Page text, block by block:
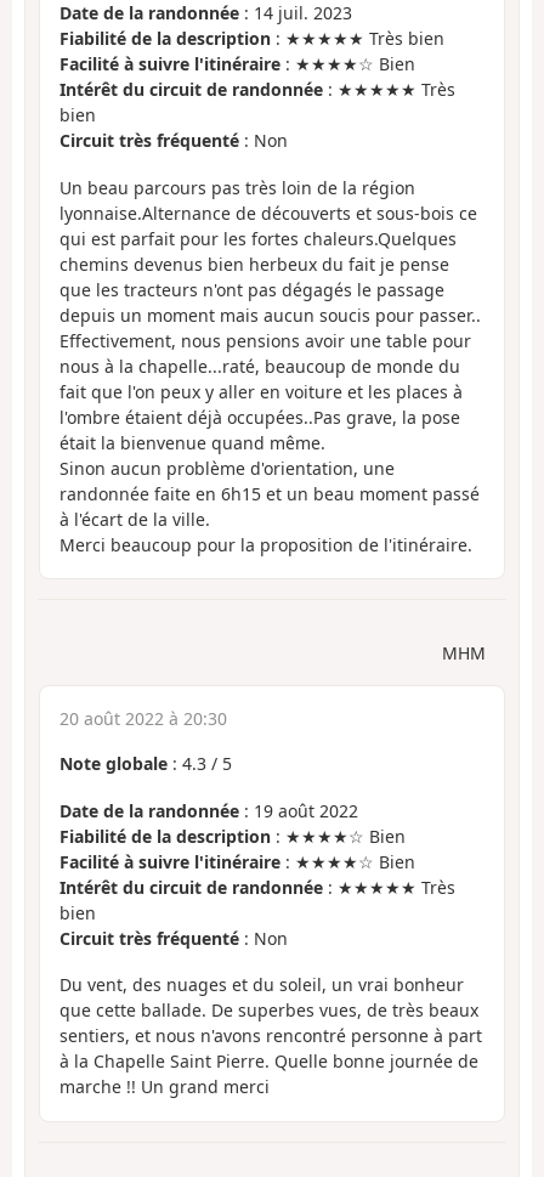
Date de la randonnée : 14 juil. 2023
Fiabilité de la description : ★★★★★ Très bien
Facilité à suivre l'itinéraire : ★★★★☆ Bien
Intérêt du circuit de randonnée : ★★★★★ Très
bien
Circuit très fréquenté : Non
Un beau parcours pas très loin de la région
lyonnaise.Alternance de découverts et sous-bois ce
qui est parfait pour les fortes chaleurs.Quelques
chemins devenus bien herbeux du fait je pense
que les tracteurs n'ont pas dégagés le passage
depuis un moment mais aucun soucis pour passer..
Effectivement, nous pensions avoir une table pour
nous à la chapelle...raté, beaucoup de monde du
fait que l'on peux y aller en voiture et les places à
l'ombre étaient déjà occupées..Pas grave, la pose
était la bienvenue quand même.
Sinon aucun problème d'orientation, une
randonnée faite en 6h15 et un beau moment passé
à l'écart de la ville.
Merci beaucoup pour la proposition de l'itinéraire.
MHM
20 août 2022 à 20:30
Note globale : 4.3 / 5
Date de la randonnée : 19 août 2022
Fiabilité de la description : ★★★★☆ Bien
Facilité à suivre l'itinéraire : ★★★★☆ Bien
Intérêt du circuit de randonnée : ★★★★★ Très
bien
Circuit très fréquenté : Non
Du vent, des nuages et du soleil, un vrai bonheur
que cette ballade. De superbes vues, de très beaux
sentiers, et nous n'avons rencontré personne à part
à la Chapelle Saint Pierre. Quelle bonne journée de
marche !! Un grand merci